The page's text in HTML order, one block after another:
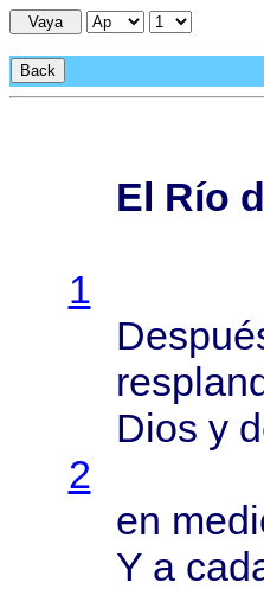
Vaya
Back
El Río
1
Dios y
2
en
Y a